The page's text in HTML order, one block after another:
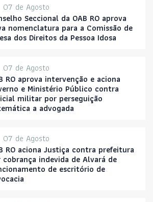
07 de Agosto
Seccional da OAB RO aprova
nomenclatura para a Comissão de
dos Direitos da Pessoa Idosa
07 de Agosto
RO aprova intervenção e aciona
e Ministério Público contra
militar por perseguição
a advogada
07 de Agosto
RO aciona Justiça contra prefeitura
cobrança indevida de Alvará de
de escritório de